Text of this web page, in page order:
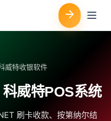
威特收银软件
威特POS系统
刷卡收款、按第纳尔结